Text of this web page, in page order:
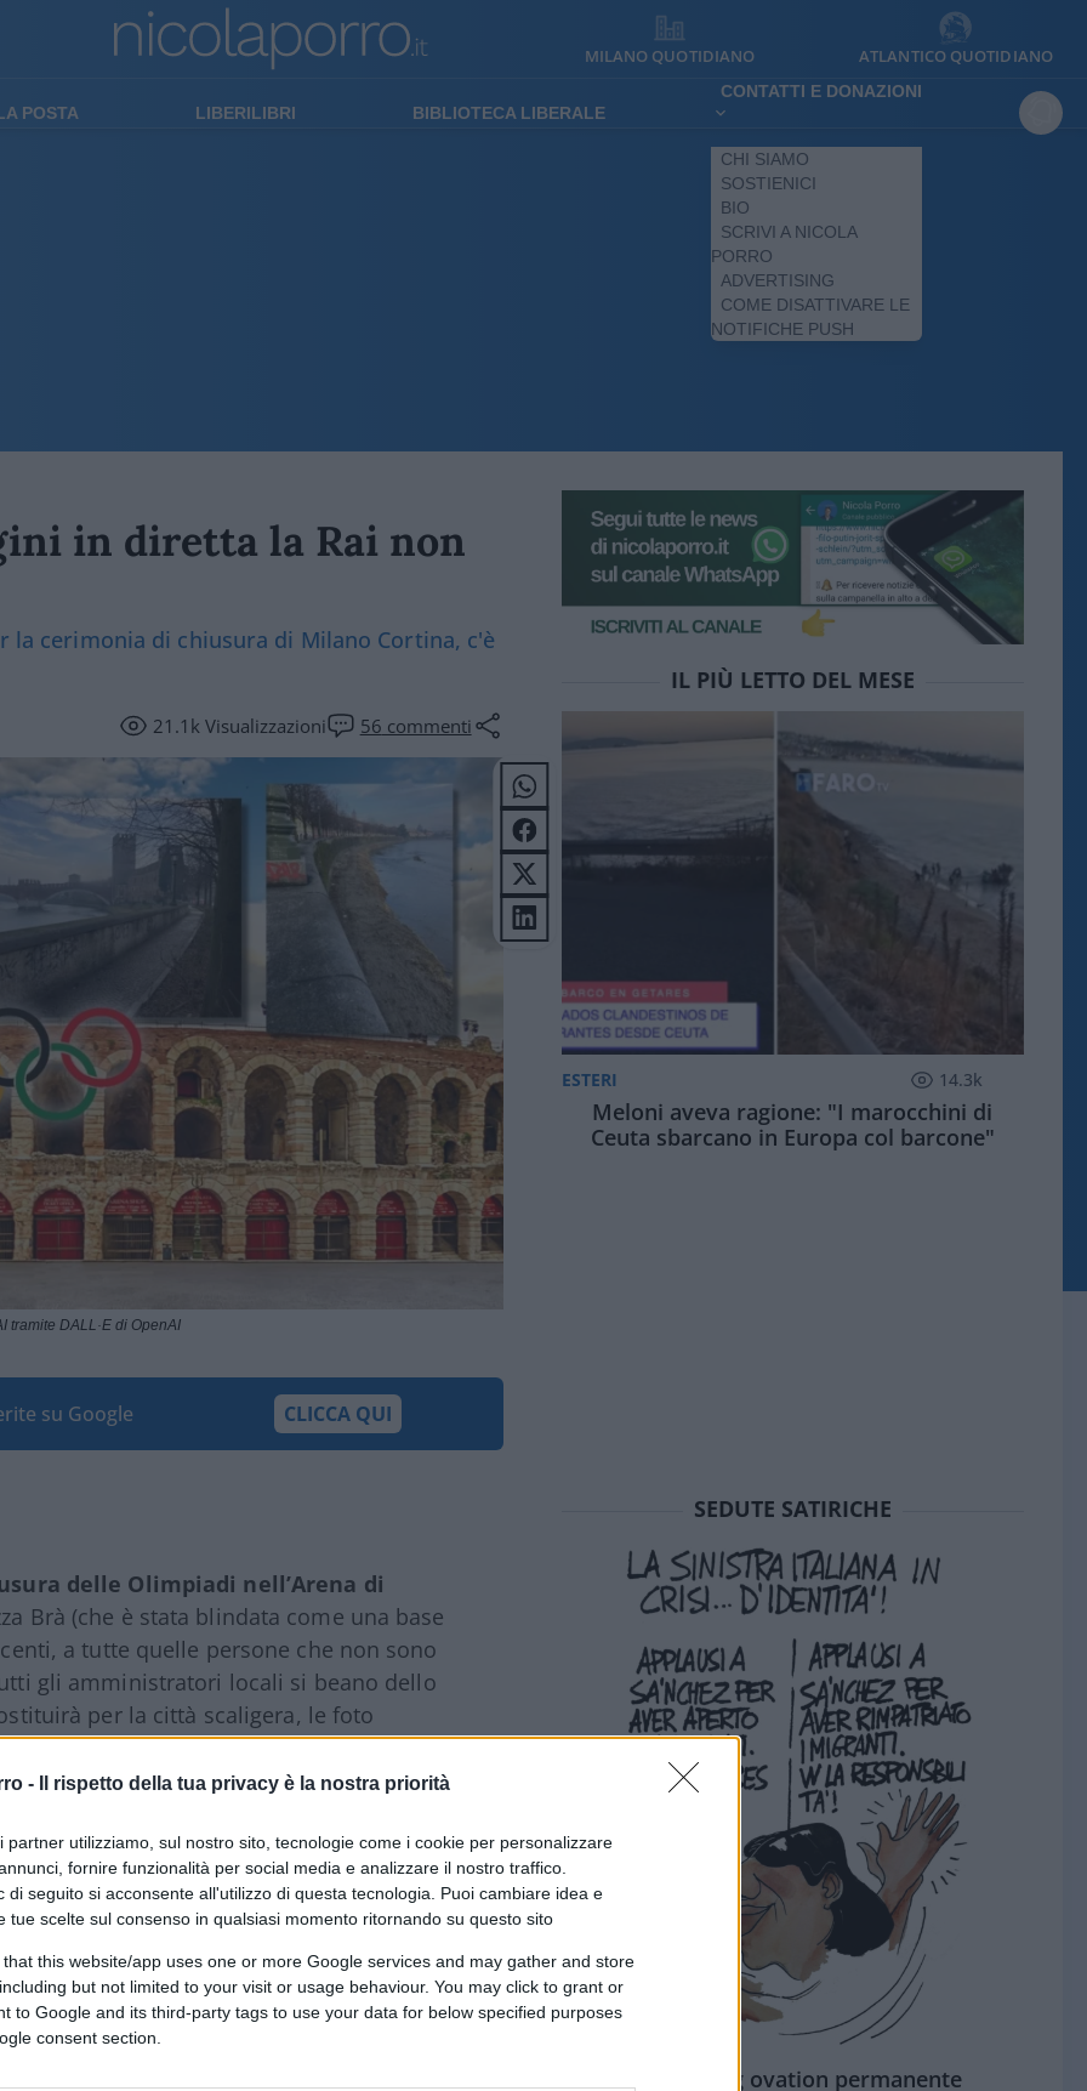
- Il rispetto della tua privacy è la nostra priorità
partner utilizziamo, sul nostro sito, tecnologie come i cookie per personalizzare
fornire funzionalità per social media e analizzare il nostro traffico.
di seguito si acconsente all'utilizzo di questa tecnologia. Puoi cambiare idea e
tue scelte sul consenso in qualsiasi momento ritornando su questo sito
that this website/app uses one or more Google services and may gather and store
but not limited to your visit or usage behaviour. You may click to grant or
to Google and its third-party tags to use your data for below specified purposes
consent section.
MILANO QUOTIDIANO ATLANTICO QUOTIDIANO
POSTA LIBERILIBRI BIBLIOTECA LIBERALE
CONTATTI E DONAZIONI
CHI SIAMO
SOSTIENICI
BIO
SCRIVI A NICOLA
PORRO
ADVERTISING
COME DISATTIVARE LE
NOTIFICHE PUSH
in diretta la Rai non
la cerimonia di chiusura di Milano Cortina, c'è
21.1kVisualizzazioni 56 commenti
tramite DALL·E di OpenAI
su Google CLICCA QUI
delle Olimpiadi nell’Arena di
Brà (che è stata blindata come una base
a tutte quelle persone che non sono
gli amministratori locali si beano dello
per la città scaligera, le foto
in cui versa purtroppo il lungadige
versa così da giorni, se non
la presenza sui parapetti di uno delle
diextracomunitari di 1° e 2°
ubriacandosi e “fumando” di tutto,
IL PIÙ LETTO DEL MESE
ESTERI 14.3k
Meloni aveva ragione: "I marocchini di
Ceuta sbarcano in Europa col barcone"
SEDUTE SATIRICHE
La standing ovation permanente